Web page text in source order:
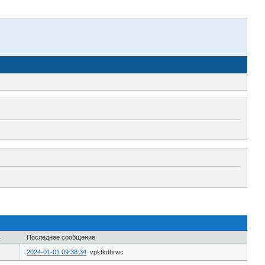
Последнее сообщение
2024-01-01 09:38:34 vpktkdhrwc